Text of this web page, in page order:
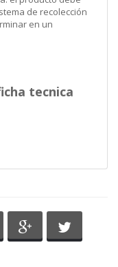
de recolección
en un
tecnica
en Whatsapp
Compartir en Pinterest
Compartir en